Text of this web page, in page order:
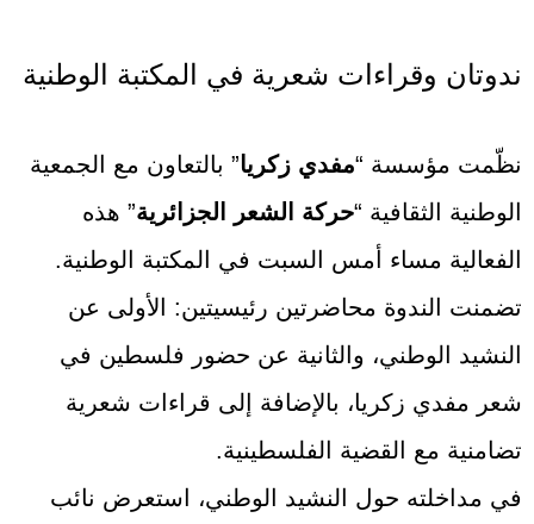
ندوتان وقراءات شعرية في المكتبة الوطنية
نظّمت مؤسسة “مفدي زكريا” بالتعاون مع الجمعية
الوطنية الثقافية “حركة الشعر الجزائرية” هذه
الفعالية مساء أمس السبت في المكتبة الوطنية.
تضمنت الندوة محاضرتين رئيسيتين: الأولى عن
النشيد الوطني، والثانية عن حضور فلسطين في
شعر مفدي زكريا، بالإضافة إلى قراءات شعرية
تضامنية مع القضية الفلسطينية.
في مداخلته حول النشيد الوطني، استعرض نائب